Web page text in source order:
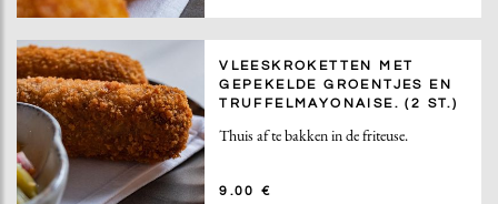
VLEESKROKETTEN MET
GEPEKELDE GROENTJES EN
TRUFFELMAYONAISE. (2 ST.)
Thuis af te bakken in de friteuse.
9.00 €